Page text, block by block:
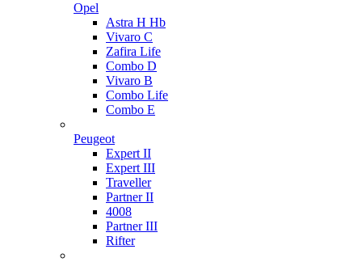
Opel
Astra H Hb
Vivaro C
Zafira Life
Combo D
Vivaro B
Combo Life
Combo E
Peugeot
Expert II
Expert III
Traveller
Partner II
4008
Partner III
Rifter